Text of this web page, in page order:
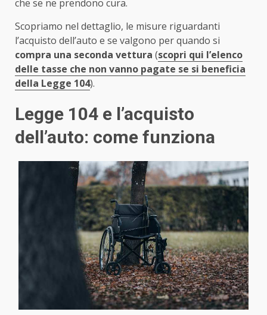
che se ne prendono cura.
Scopriamo nel dettaglio, le misure riguardanti
l’acquisto dell’auto e se valgono per quando si
compra una seconda vettura (scopri qui l’elenco
delle tasse che non vanno pagate se si beneficia
della Legge 104).
Legge 104 e l’acquisto
dell’auto: come funziona